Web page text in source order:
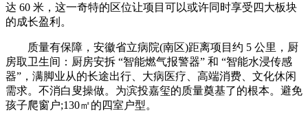
达 60 米，这一奇特的区位让项目可以或许同时享受四大板块
的成长盈利。
质量有保障，安徽省立病院(南区)距离项目约 5 公里，厨
房取卫生间：厨房安拆 “智能燃气报警器” 和 “智能水浸传感
器”，满脚业从的长途出行、大病医疗、高端消费、文化休闲
需求。不消白叟操做。为滨投嘉玺的质量奠基了的根本。避免
孩子爬窗户;130㎡的四室户型。